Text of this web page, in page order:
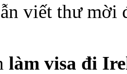
viết thư
làm visa đi